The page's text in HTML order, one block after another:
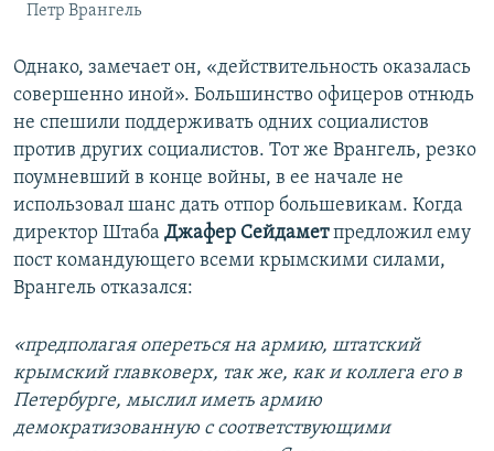
Петр Врангель
Однако, замечает он, «действительность оказалась
совершенно иной». Большинство офицеров отнюдь
не спешили поддерживать одних социалистов
против других социалистов. Тот же Врангель, резко
поумневший в конце войны, в ее начале не
использовал шанс дать отпор большевикам. Когда
директор Штаба Джафер Сейдаметпредложил ему
пост командующего всеми крымскими силами,
Врангель отказался:
«предполагая опереться на армию, штатский
крымский главковерх, так же, как и коллега его в
Петербурге, мыслил иметь армию
демократизованную с соответствующими